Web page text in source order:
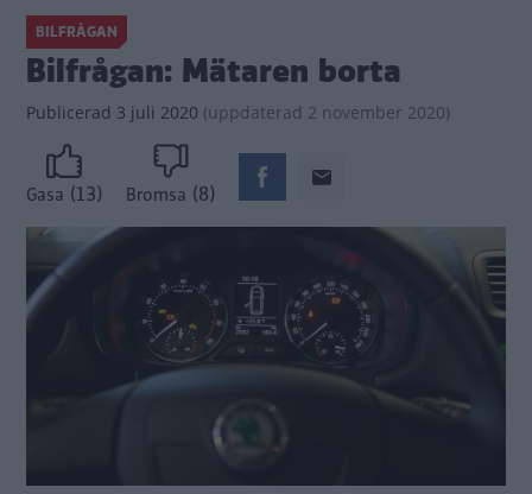
BILFRÅGAN
Bilfrågan: Mätaren borta
Publicerad 3 juli 2020 (uppdaterad 2 november 2020)
Gasa (13) Bromsa (8)